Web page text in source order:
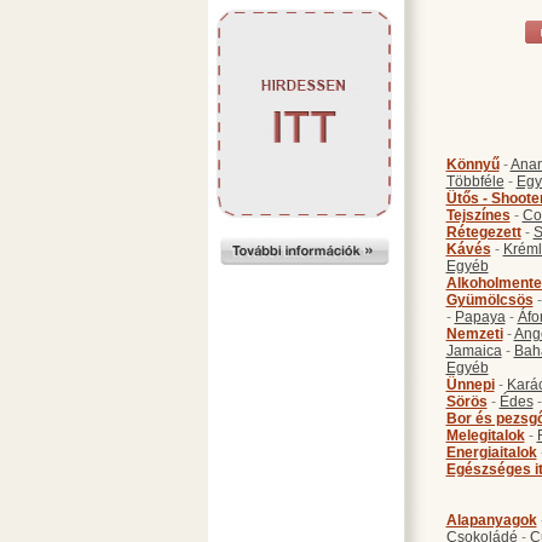
Könnyű-
Többféle -
Ütős -
Tejszínes -
Rétegezett-
Kávés -
Egyéb
Gyümölcsös
- Papaya-
Nemzeti-
Jamaica-
Egyéb
Ünnepi-
Sörös - Édes
Bor és
Melegitalok-
Energiaitalok
Egészséges
Alapanyagok
Csokoládé -